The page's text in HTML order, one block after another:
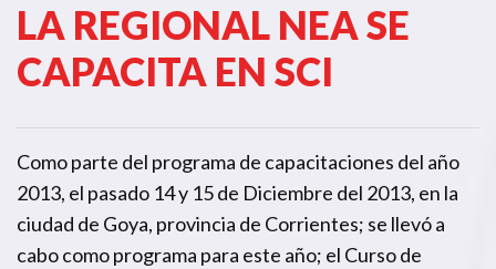
LA REGIONAL NEA SE
CAPACITA EN SCI
Como parte del programa de capacitaciones del año
2013, el pasado 14 y 15 de Diciembre del 2013, en la
ciudad de Goya, provincia de Corrientes; se llevó a
cabo como programa para este año; el Curso de